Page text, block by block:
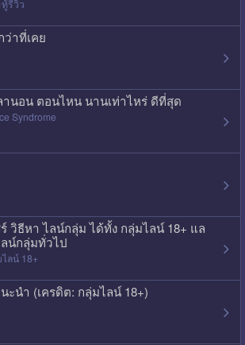
รีวิว
ว่าที่เคย
านอน ตอนไหน นานเท่าไหร่ ดีที่สุด
Syndrome
วิธีหา ไลน์กลุ่ม ได้ทั้ง กลุ่มไลน์ 18+ แล
ลน์กลุ่มทั่วไป
ลน์ 18+
ะนำ (เครดิต: กลุ่มไลน์ 18+)